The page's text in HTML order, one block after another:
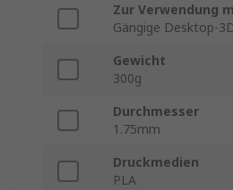
Zur Verwendung
Gängige Desktop-
Gewicht
300g
Durchmesser
1.75mm
Druckmedien
PLA